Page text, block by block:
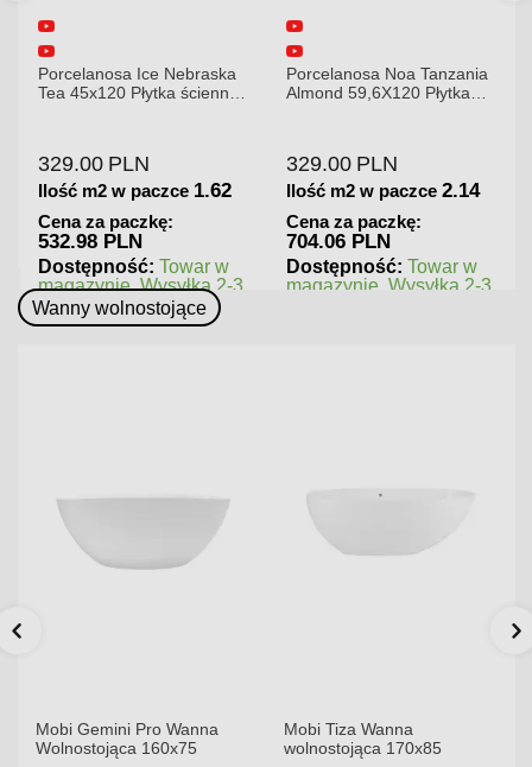
Porcelanosa Ice Nebraska
Tea 45x120 Płytka ścienna
329.00 PLN
Ilość m2 w paczce 1.62
Cena za paczkę:
532.98 PLN
Dostępność: Towar w
magazynie. Wysyłka 2-3
dni.
Porcelanosa Noa Tanzania
Almond 59,6X120 Płytka
329.00 PLN
Ilość m2 w paczce 2.14
Cena za paczkę:
704.06 PLN
Dostępność: Towar w
magazynie. Wysyłka 2-3
Wanny wolnostojące
Mobi Gemini Pro Wanna
Wolnostojąca 160x75
Mobi Tiza Wanna
wolnostojąca 170x85